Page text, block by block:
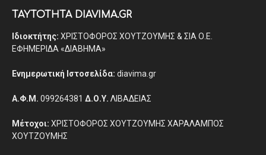
ΤΑΥΤΟΤΗΤΑ DIAVIMA.GR
Ιδιοκτήτης: ΧΡΙΣΤΟΦΟΡΟΣ ΧΟΥΤΖΟΥΜΗΣ & ΣΙΑ Ο.Ε.
ΕΦΗΜΕΡΙΔΑ «ΔΙΑΒΗΜΑ»
Ενημερωτική Ιστοσελίδα: diavima.gr
Α.Φ.Μ. 099264381 Δ.Ο.Υ. ΛΙΒΑΔΕΙΑΣ
Μέτοχοι: ΧΡΙΣΤΟΦΟΡΟΣ ΧΟΥΤΖΟΥΜΗΣ ΧΑΡΑΛΑΜΠΟΣ
ΧΟΥΤΖΟΥΜΗΣ